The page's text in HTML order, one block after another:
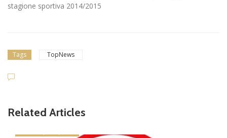
stagione sportiva 2014/2015
Tags TopNews
Related Articles